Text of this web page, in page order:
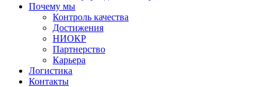
Почему мы
Контроль качества
Достижения
НИОКР
Партнерство
Карьера
Логистика
Контакты